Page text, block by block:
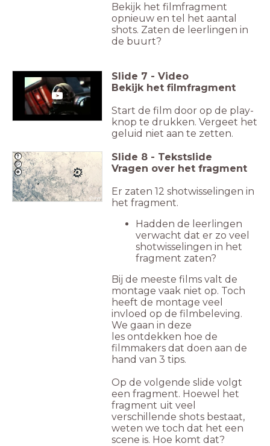
Bekijk het filmfragment
opnieuw en tel het aantal
shots. Zaten de leerlingen in
de buurt?
Slide 7 - Video
Bekijk het filmfragment
Start de film door op de play-
knop te drukken. Vergeet het
geluid niet aan te zetten.
Slide 8 - Tekstslide
Vragen over het fragment
Er zaten 12 shotwisselingen in
het fragment.
Hadden de leerlingen
verwacht dat er zo veel
shotwisselingen in het
fragment zaten?
Bij de meeste films valt de
montage vaak niet op. Toch
heeft de montage veel
invloed op de filmbeleving.
We gaan in deze
les ontdekken hoe de
filmmakers dat doen aan de
hand van 3 tips.
Op de volgende slide volgt
een fragment. Hoewel het
fragment uit veel
verschillende shots bestaat,
weten we toch dat het een
scene is. Hoe komt dat?